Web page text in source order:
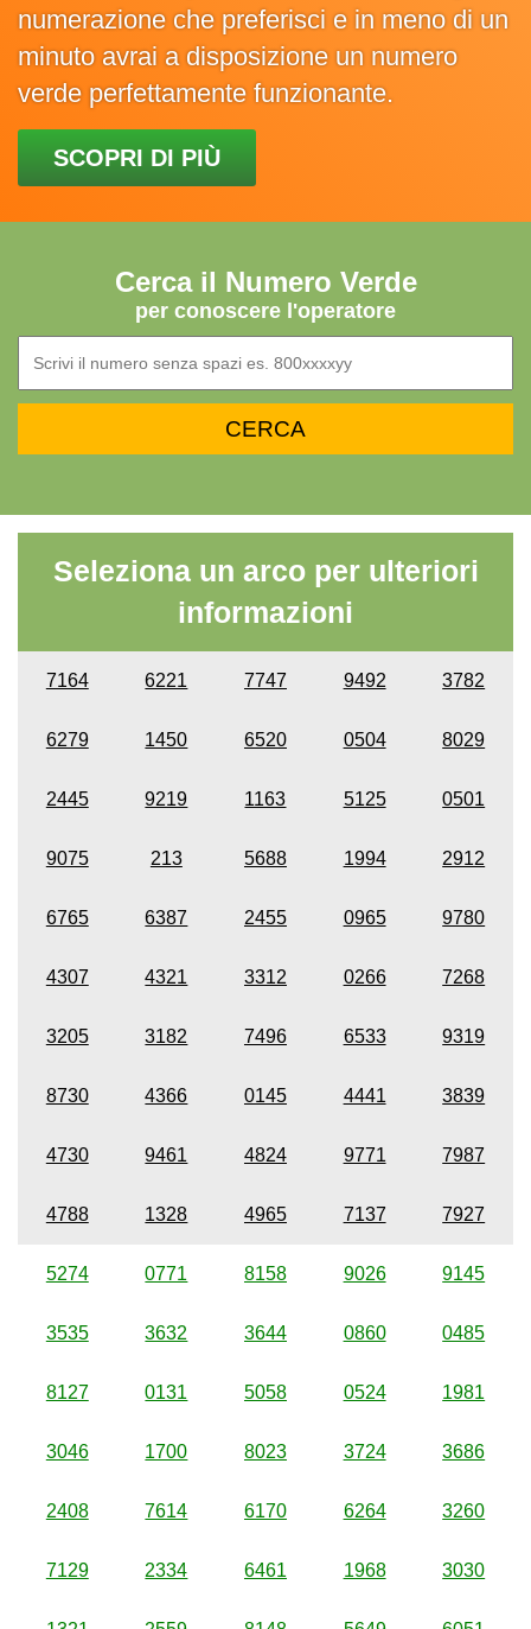
numerazione che preferisci e in meno di un
minuto avrai a disposizione un numero
verde perfettamente funzionante.
SCOPRI DI PIÙ
Cerca il Numero Verde
per conoscere l'operatore
Seleziona un arco per ulteriori
informazioni
7164 6221 7747 9492 3782
6279 1450 6520 0504 8029
2445 9219 1163 5125 0501
9075 213 5688 1994 2912
6765 6387 2455 0965 9780
4307 4321 3312 0266 7268
3205 3182 7496 6533 9319
8730 4366 0145 4441 3839
4730 9461 4824 9771 7987
4788 1328 4965 7137 7927
5274 0771 8158 9026 9145
3535 3632 3644 0860 0485
8127 0131 5058 0524 1981
3046 1700 8023 3724 3686
2408 7614 6170 6264 3260
7129 2334 6461 1968 3030